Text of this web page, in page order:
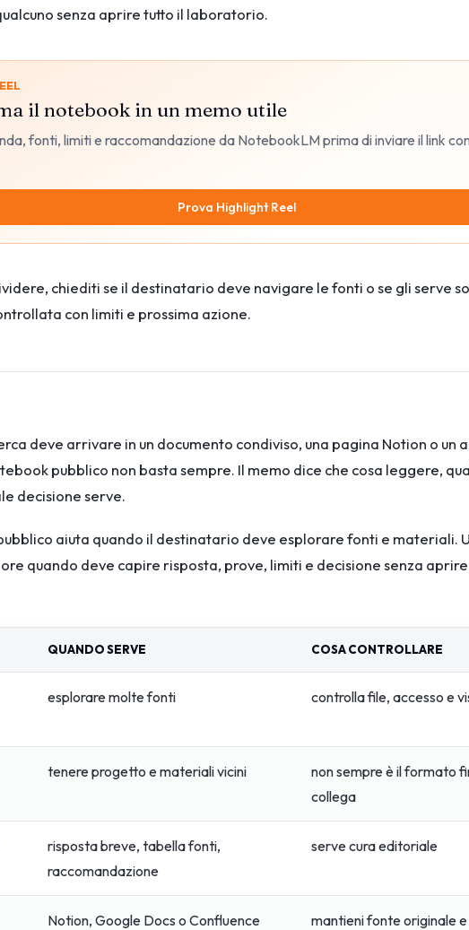
senza aprire tutto il laboratorio.
il notebook in un memo utile
fonti, limiti e raccomandazione da NotebookLM prima di inviare il link
Prova Highlight Reel
chiediti se il destinatario deve navigare le fonti o se gli serve
con limiti e prossima azione.
deve arrivare in un documento condiviso, una pagina Notion o un
pubblico non basta sempre. Il memo dice che cosa leggere,
decisione serve.
aiuta quando il destinatario deve esplorare fonti e materiali.
quando deve capire risposta, prove, limiti e decisione senza
QUANDO SERVE COSA CONTROLLARE
esplorare molte fonti controlla file, accesso e
tenere progetto e materiali vicini
non sempre è il formato
collega
risposta breve, tabella fonti,
raccomandazione
serve cura editoriale
Notion, Google Docs o Confluence
mantieni fonte originale